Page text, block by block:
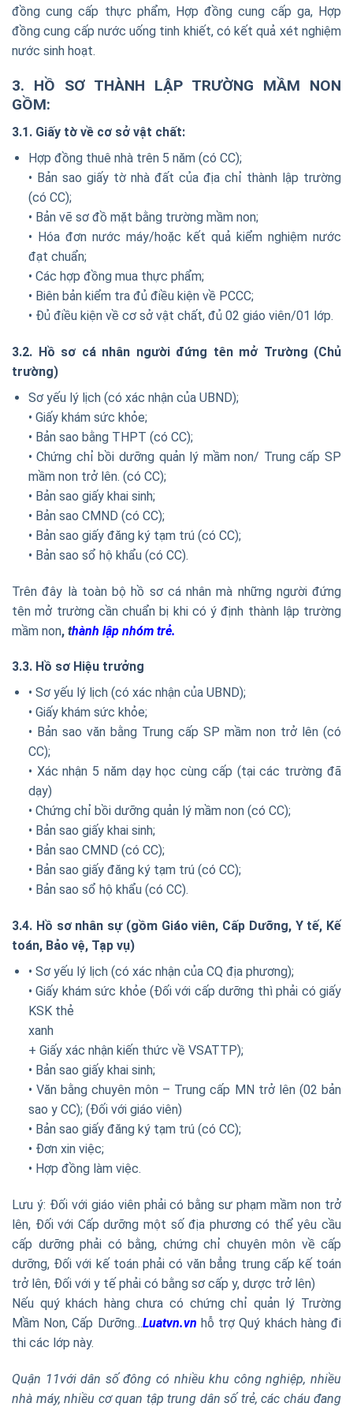
đồng cung cấp thực phẩm, Hợp đồng cung cấp ga, Hợp
đồng cung cấp nước uống tinh khiết, có kết quả xét nghiệm
nước sinh hoạt.
3. HỒ SƠ THÀNH LẬP TRƯỜNG MẦM NON
GỒM:
3.1. Giấy tờ về cơ sở vật chất:
Hợp đồng thuê nhà trên 5 năm (có CC);
• Bản sao giấy tờ nhà đất của địa chỉ thành lập trường
(có CC);
• Bản vẽ sơ đồ mặt bằng trường mầm non;
• Hóa đơn nước máy/hoặc kết quả kiểm nghiệm nước
đạt chuẩn;
• Các hợp đồng mua thực phẩm;
• Biên bản kiểm tra đủ điều kiện về PCCC;
• Đủ điều kiện về cơ sở vật chất, đủ 02 giáo viên/01 lớp.
3.2. Hồ sơ cá nhân người đứng tên mở Trường (Chủ
trường)
Sơ yếu lý lịch (có xác nhận của UBND);
• Giấy khám sức khỏe;
• Bản sao bằng THPT (có CC);
• Chứng chỉ bồi dưỡng quản lý mầm non/ Trung cấp SP
mầm non trở lên. (có CC);
• Bản sao giấy khai sinh;
• Bản sao CMND (có CC);
• Bản sao giấy đăng ký tạm trú (có CC);
• Bản sao sổ hộ khẩu (có CC).
Trên đây là toàn bộ hồ sơ cá nhân mà những người đứng
tên mở trường cần chuẩn bị khi có ý định thành lập trường
mầm non, thành lập nhóm trẻ.
3.3. Hồ sơ Hiệu trưởng
• Sơ yếu lý lịch (có xác nhận của UBND);
• Giấy khám sức khỏe;
• Bản sao văn bằng Trung cấp SP mầm non trở lên (có
CC);
• Xác nhận 5 năm dạy học cùng cấp (tại các trường đã
dạy)
• Chứng chỉ bồi dưỡng quản lý mầm non (có CC);
• Bản sao giấy khai sinh;
• Bản sao CMND (có CC);
• Bản sao giấy đăng ký tạm trú (có CC);
• Bản sao sổ hộ khẩu (có CC).
3.4. Hồ sơ nhân sự (gồm Giáo viên, Cấp Dưỡng, Y tế, Kế
toán, Bảo vệ, Tạp vụ)
• Sơ yếu lý lịch (có xác nhận của CQ địa phương);
• Giấy khám sức khỏe (Đối với cấp dưỡng thì phải có giấy
KSK thẻ
xanh
+ Giấy xác nhận kiến thức về VSATTP);
• Bản sao giấy khai sinh;
• Văn bằng chuyên môn – Trung cấp MN trở lên (02 bản
sao y CC); (Đối với giáo viên)
• Bản sao giấy đăng ký tạm trú (có CC);
• Đơn xin việc;
• Hợp đồng làm việc.
Lưu ý: Đối với giáo viên phải có bằng sư phạm mầm non trở
lên, Đối với Cấp dưỡng một số địa phương có thể yêu cầu
cấp dưỡng phải có bằng, chứng chỉ chuyên môn về cấp
dưỡng, Đối với kế toán phải có văn bẳng trung cấp kế toán
trở lên, Đối với y tế phải có bằng sơ cấp y, dược trở lên)
Nếu quý khách hàng chưa có chứng chỉ quản lý Trường
Mầm Non, Cấp Dưỡng…Luatvn.vn hỗ trợ Quý khách hàng đi
thi các lớp này.
Quận 11với dân số đông có nhiều khu công nghiệp, nhiều
nhà máy, nhiều cơ quan tập trung dân số trẻ, các cháu đang